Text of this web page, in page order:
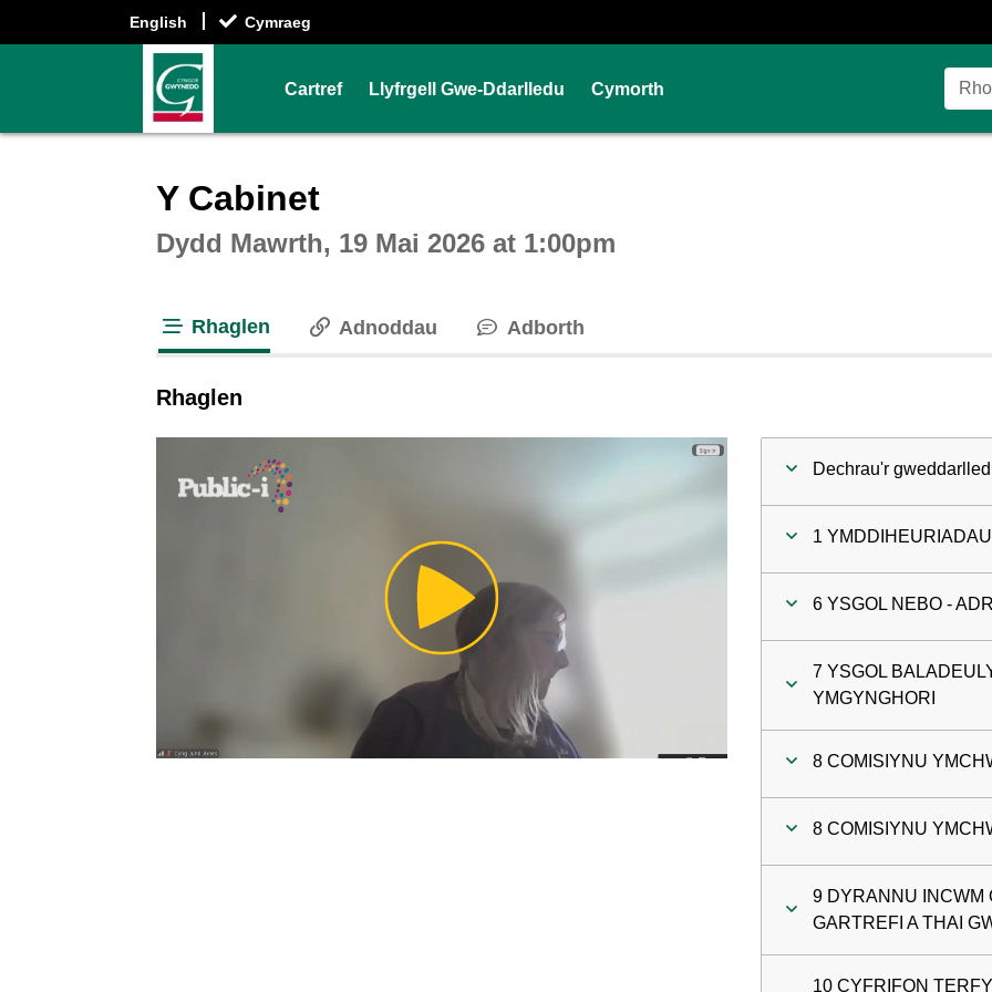
English Cymraeg
Cartref Llyfrgell Gwe-Ddarlledu Cymorth
Y Cabinet
Dydd Mawrth, 19 Mai 2026 at 1:00pm
Rhaglen Adnoddau Adborth
Rhaglen
Play
Video
Dechrau'r
1 YMDDIHEURIADAU
6 YSGOL NEBO -
7 YSGOL
YMGYNGHORI
8 COMISIYNU
8 COMISIYNU
9 DYRANNU INCWM
GARTREFI A THAI
10 CYFRIFON